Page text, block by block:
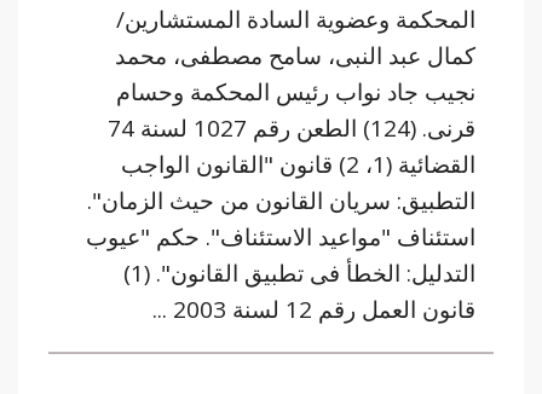
المحكمة وعضوية السادة المستشارين/
كمال عبد النبى، سامح مصطفى، محمد
نجيب جاد نواب رئيس المحكمة وحسام
قرنى. (124) الطعن رقم 1027 لسنة 74
القضائية (1، 2) قانون "القانون الواجب
التطبيق: سريان القانون من حيث الزمان".
استئناف "مواعيد الاستئناف". حكم "عيوب
التدليل: الخطأ فى تطبيق القانون". (1)
قانون العمل رقم 12 لسنة 2003 ...